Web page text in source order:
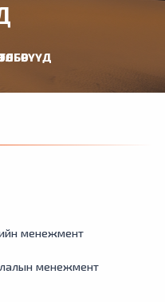
менежмент
менежмент